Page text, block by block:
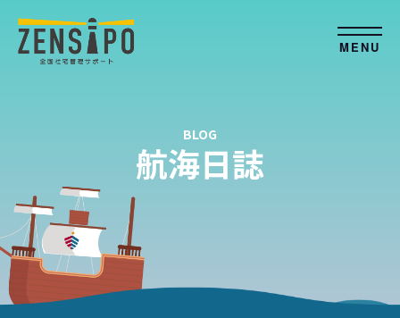
MENU
BLOG
航海日誌